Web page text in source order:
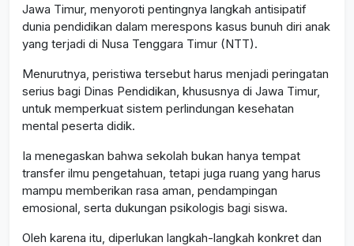
Jawa Timur, menyoroti pentingnya langkah antisipatif
dunia pendidikan dalam merespons kasus bunuh diri anak
yang terjadi di Nusa Tenggara Timur (NTT).
Menurutnya, peristiwa tersebut harus menjadi peringatan
serius bagi Dinas Pendidikan, khususnya di Jawa Timur,
untuk memperkuat sistem perlindungan kesehatan
mental peserta didik.
Ia menegaskan bahwa sekolah bukan hanya tempat
transfer ilmu pengetahuan, tetapi juga ruang yang harus
mampu memberikan rasa aman, pendampingan
emosional, serta dukungan psikologis bagi siswa.
Oleh karena itu, diperlukan langkah-langkah konkret dan